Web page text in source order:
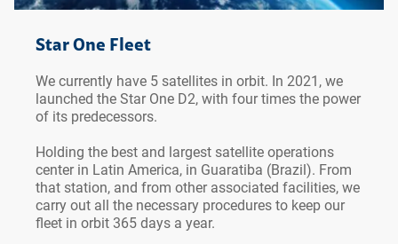
Star One Fleet
We currently have 5 satellites in orbit. In 2021, we
launched the Star One D2, with four times the power
of its predecessors.
Holding the best and largest satellite operations
center in Latin America, in Guaratiba (Brazil). From
that station, and from other associated facilities, we
carry out all the necessary procedures to keep our
fleet in orbit 365 days a year.